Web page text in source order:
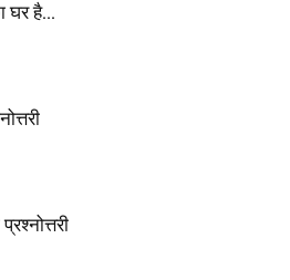
घर है…